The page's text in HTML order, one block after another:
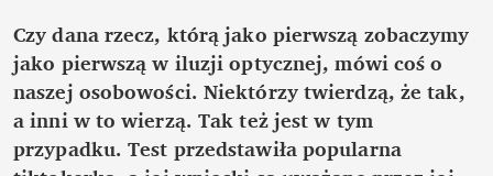
Czy dana rzecz, którą jako pierwszą zobaczymy
jako pierwszą w iluzji optycznej, mówi coś o
naszej osobowości. Niektórzy twierdzą, że tak,
a inni w to wierzą. Tak też jest w tym
przypadku. Test przedstawiła popularna